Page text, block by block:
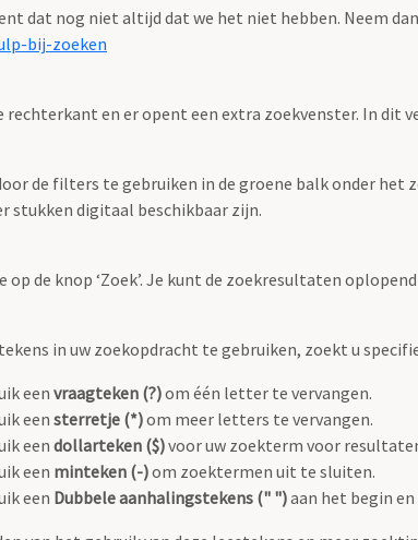
dat nog niet altijd dat we het niet hebben. Neem
bij-zoeken
en er opent een extra zoekvenster. In dit
de filters te gebruiken in de groene balk onder het
stukken digitaal beschikbaar zijn.
de knop ‘Zoek’. Je kunt de zoekresultaten
in uw zoekopdracht te gebruiken, zoekt u
eenvraagteken (?)om één letter te vervangen.
eensterretje (*)om meer letters te vervangen.
eendollarteken ($)voor uw zoekterm voor
een minteken (-)om zoektermen uit te sluiten.
een Dubbele aanhalingstekens (" ")aan het begin